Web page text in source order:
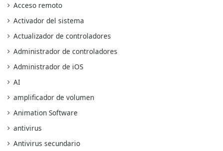
Acceso remoto
Activador del sistema
Actualizador de controladores
Administrador de controladores
Administrador de iOS
AI
amplificador de volumen
Animation Software
antivirus
Antivirus secundario